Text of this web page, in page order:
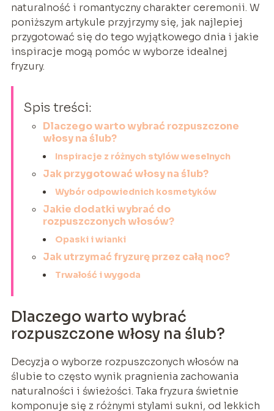
naturalność i romantyczny charakter ceremonii. W
poniższym artykule przyjrzymy się, jak najlepiej
przygotować się do tego wyjątkowego dnia i jakie
inspiracje mogą pomóc w wyborze idealnej
fryzury.
Spis treści:
Dlaczego warto wybrać rozpuszczone
włosy na ślub?
Inspiracje z różnych stylów weselnych
Jak przygotować włosy na ślub?
Wybór odpowiednich kosmetyków
Jakie dodatki wybrać do
rozpuszczonych włosów?
Opaski i wianki
Jak utrzymać fryzurę przez całą noc?
Trwałość i wygoda
Dlaczego warto wybrać
rozpuszczone włosy na ślub?
Decyzja o wyborze rozpuszczonych włosów na
ślubie to często wynik pragnienia zachowania
naturalności i świeżości. Taka fryzura świetnie
komponuje się z różnymi stylami sukni, od lekkich